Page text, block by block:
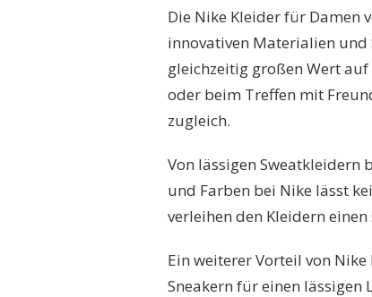
Die Nike Kleider für Damen
innovativen Materialien
gleichzeitig großen Wert
oder beim Treffen mit
zugleich.
Von lässigen Sweatkleidern
und Farben bei Nike lässt
verleihen den Kleidern
Ein weiterer Vorteil von
Sneakern für einen